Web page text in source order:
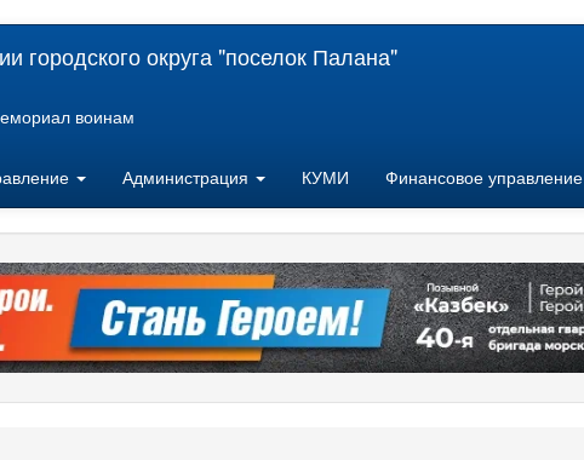
городского округа "поселок Палана"
воинам
Администрация КУМИ Финансовое управление